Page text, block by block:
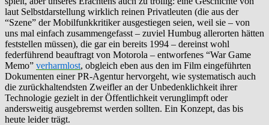
laut Selbstdarstellung wirklich reinen Privatleuten (die aus der
“Szene” der Mobilfunkkritiker ausgestiegen seien, weil sie – von
uns mal einfach zusammengefasst – zuviel Humbug allerorten hätten
feststellen müssen), die gar ein bereits 1994 – dereinst wohl
federführend beauftragt von Motorola – entworfenes “War Game
Memo” verharmlost, obgleich eben aus den im Film eingeführten
Dokumenten einer PR-Agentur hervorgeht, wie systematisch auch
die zurückhaltendsten Zweifler an der Unbedenklichkeit ihrer
Technologie gezielt in der Öffentlichkeit verunglimpft oder
andersweitig ausgebremst werden sollten. Ein Konzept, das bis
heute leider trägt.